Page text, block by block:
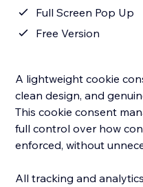
Full Screen Pop Up
Free Version
A lightweight cookie
clean design, and
This cookie consent
full control over how
enforced, without
All tracking and